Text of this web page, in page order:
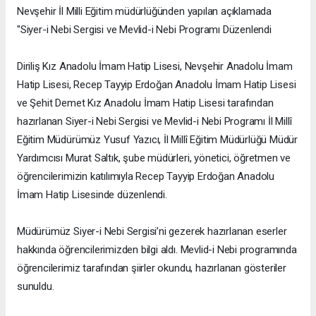
Nevşehir İl Milli Eğitim müdürlüğünden yapılan açıklamada
"Siyer-i Nebi Sergisi ve Mevlid-i Nebi Programı Düzenlendi
Diriliş Kız Anadolu İmam Hatip Lisesi, Nevşehir Anadolu İmam
Hatip Lisesi, Recep Tayyip Erdoğan Anadolu İmam Hatip Lisesi
ve Şehit Demet Kız Anadolu İmam Hatip Lisesi tarafından
hazırlanan Siyer-i Nebi Sergisi ve Mevlid-i Nebi Programı İl Millî
Eğitim Müdürümüz Yusuf Yazıcı, İl Millî Eğitim Müdürlüğü Müdür
Yardımcısı Murat Saltık, şube müdürleri, yönetici, öğretmen ve
öğrencilerimizin katılımıyla Recep Tayyip Erdoğan Anadolu
İmam Hatip Lisesinde düzenlendi.
Müdürümüz Siyer-i Nebi Sergisi’ni gezerek hazırlanan eserler
hakkında öğrencilerimizden bilgi aldı. Mevlid-i Nebi programında
öğrencilerimiz tarafından şiirler okundu, hazırlanan gösteriler
sunuldu.